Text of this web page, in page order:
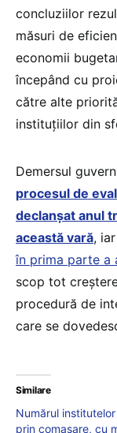
concluziilor
măsuri de
economii
începând cu
către alte
instituțiilor din
Demersul
procesul de
declanșat anul
această vară,
în prima parte a
scop tot
procedură de
care se
Similare
Numărul
prin comasare, cu